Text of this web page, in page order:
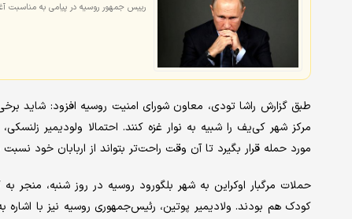
رییس جمهور روسیه در پیامی به مناسبت آغاز سال جدید میلادی، 2024
طبق گزارش راشا تودی، معاون شورای امنیت روسیه افزود: شاید
مرکز شهر کی‌یف را شبیه به نوار غزه کنند. احتمالا ولودیمیر
مورد حمله قرار بگیرد تا آن وقت راحت‌تر بتواند از اربابان خود
کودک هم بودند. ولادیمیر پوتین، رئیس‌جمهوری روسیه نیز با اشاره